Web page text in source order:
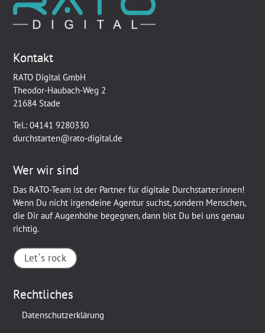
Kontakt
RATO Digital GmbH
Theodor-Haubach-Weg 2
21684 Stade
Tel.:04141 9280330
durchstarten@rato-digital.de
Wer wir sind
Das RATO-Team ist der Partner für digitale Durchstarter:innen!
Wenn Du nicht irgendeine Agentur suchst, sondern Menschen,
die Dir auf Augenhöhe begegnen, dann bist Du bei uns genau
richtig.
Let`s rock
Rechtliches
Datenschutzerklärung